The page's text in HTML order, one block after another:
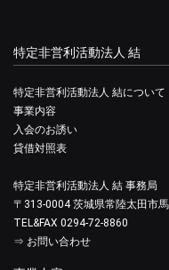
特定非営利活動法人 結
特定非営利活動法人 結について
事業内容
入会のお誘い
貸借対照表
特定非営利活動法人 結 事務局
〒313-0004 茨城県常陸太田市
TEL&FAX 0294-72-8860
⇒ お問い合わせ